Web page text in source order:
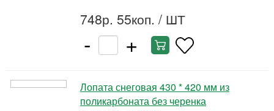
748р. 55коп. / ШТ
- +
Лопата снеговая 430 * 420 мм из
поликарбоната без черенка